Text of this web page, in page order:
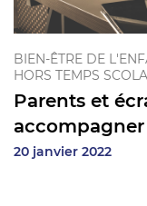
BIEN-ÊTRE DE
HORS TEMPS
Parents et
20 janvier 2022